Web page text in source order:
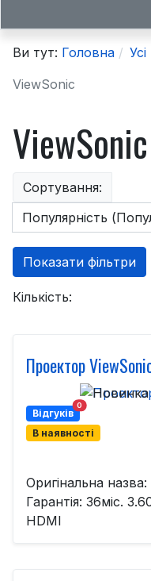
Ви тут: Головна
ViewSonic
ViewSonic
Сортування:
Показати фільтри
Кількість:
Проектор
Відгуків
0
В наявності
Оригінальна
Гарантія: 36міс.
HDMI